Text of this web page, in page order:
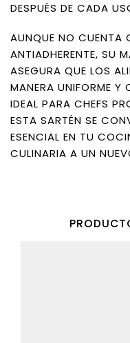
DESPUÉS DE CADA
AUNQUE NO CUENTA
ANTIADHERENTE, SU
ASEGURA QUE LOS
MANERA UNIFORME Y
IDEAL PARA CHEFS
ESTA SARTÉN SE
ESENCIAL EN TU
CULINARIA A UN